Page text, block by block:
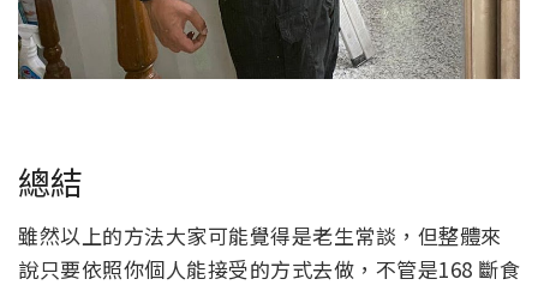
總結
雖然以上的方法大家可能覺得是老生常談，但整體來
說只要依照你個人能接受的方式去做，不管是168 斷食